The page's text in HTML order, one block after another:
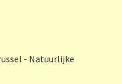
- Natuurlijke